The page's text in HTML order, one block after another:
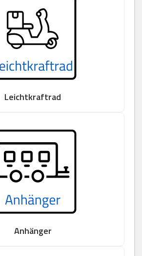
Leichtkraftrad
Anhänger